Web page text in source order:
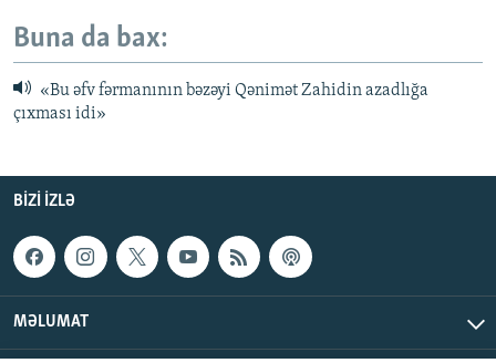
Buna da bax:
«Bu əfv fərmanının bəzəyi Qənimət Zahidin azadlığa
çıxması idi»
BIZI IZLƏ
MƏLUMAT